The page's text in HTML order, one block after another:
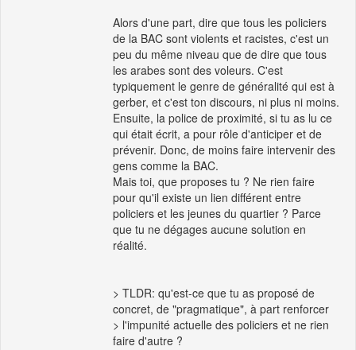
Alors d'une part, dire que tous les policiers
de la BAC sont violents et racistes, c'est un
peu du même niveau que de dire que tous
les arabes sont des voleurs. C'est
typiquement le genre de généralité qui est à
gerber, et c'est ton discours, ni plus ni moins.
Ensuite, la police de proximité, si tu as lu ce
qui était écrit, a pour rôle d'anticiper et de
prévenir. Donc, de moins faire intervenir des
gens comme la BAC.
Mais toi, que proposes tu ? Ne rien faire
pour qu'il existe un lien différent entre
policiers et les jeunes du quartier ? Parce
que tu ne dégages aucune solution en
réalité.
> TLDR: qu'est-ce que tu as proposé de
concret, de "pragmatique", à part renforcer
> l'impunité actuelle des policiers et ne rien
faire d'autre ?